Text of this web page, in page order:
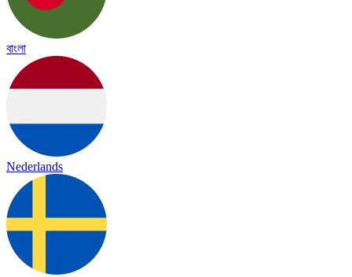
বাংলা
Nederlands